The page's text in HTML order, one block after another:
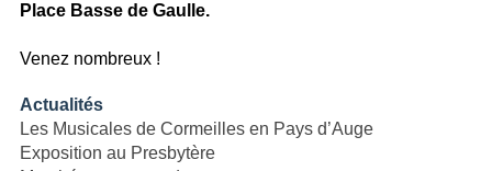
Place Basse de Gaulle.
Venez nombreux !
Actualités
Les Musicales de Cormeilles en Pays d’Auge
Exposition au Presbytère